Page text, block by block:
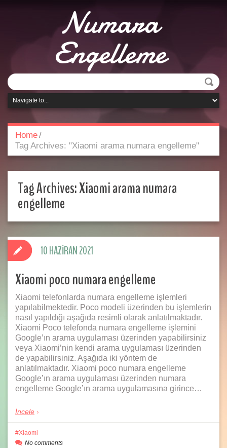
Numara
Engelleme
Home/
Tag Archives: "Xiaomi arama numara engelleme"
Tag Archives:Xiaomi arama numara
engelleme
Xiaomi poco numara engelleme
Xiaomi telefonlarda numara engelleme işlemleri
yapılabilmektedir. Poco modeli üzerinden bu işlemlerin
nasıl yapıldığı aşağıda resimli olarak anlatılmaktadır.
Xiaomi Poco telefonda numara engelleme işlemini
Google’ın arama uygulaması üzerinden yapabilirsiniz
veya Xiaomi’nin kendi arama uygulaması üzerinden
de yapabilirsiniz. Aşağıda iki yöntem de
anlatılmaktadır. Xiaomi poco numara engelleme
Google’ın arama uygulaması üzerinden numara
engelleme Google’ın arama uygulamasına girince…
İncele
10 HAZIRAN 2021
Xiaomi
No comments